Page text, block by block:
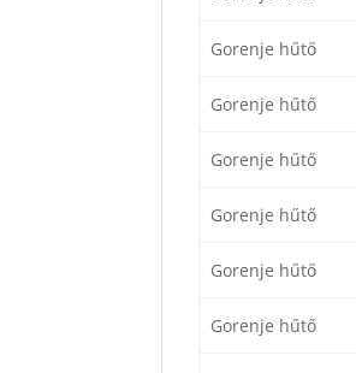
Gorenje hűtő
Gorenje hűtő
Gorenje hűtő
Gorenje hűtő
Gorenje hűtő
Gorenje hűtő